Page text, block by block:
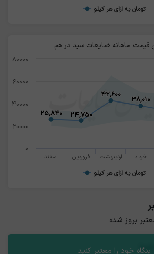
تومان به ازای هر کیلو
قیمت ماهانه ضایعات سبد در هم
۲۵,۸۴۰
۲۵,۸۴۰ ۲۴,۷۵۰
۲۴,۷۵۰
۴۲,۶۰۰
۴۲,۶۰۰ ۳۸,۰۱۰
۳۸,۰۱۰
تومان به ازای هر کیلو
اسفند فروردین اردیبهشت خرداد
0
20000
40000
60000
80000
بروز شده
بنگاه خود را معتبر کنید
شما